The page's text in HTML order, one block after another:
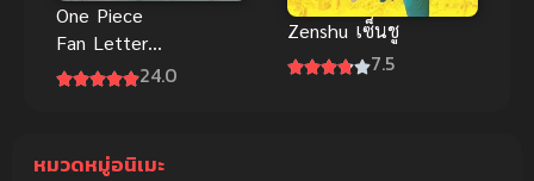
One Piece
Fan Letter
ซับไทย
24.0
Zenshu เซ็นชู
7.5
หมวดหมู่อนิเมะ